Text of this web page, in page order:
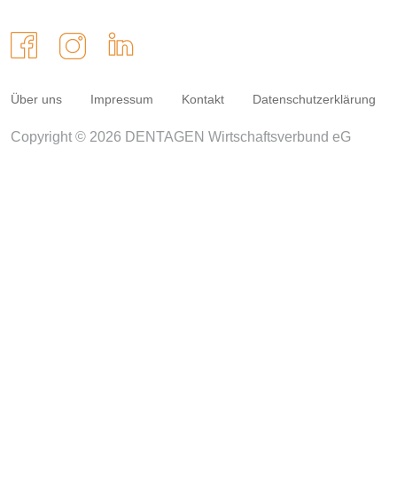
Über uns Impressum Kontakt Datenschutzerklärung
Copyright © 2026 DENTAGEN Wirtschaftsverbund eG